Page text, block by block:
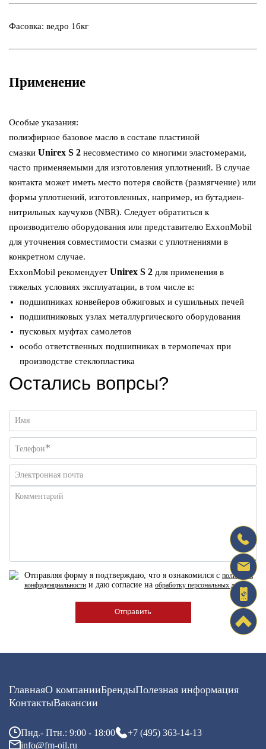
Фасовка: ведро 16кг
Применение
Особые указания:
полиэфирное базовое масло в составе пластиной
смазки Unirex S 2 несовместимо со многими эластомерами,
часто применяемыми для изготовления уплотнений. В случае
контакта может иметь место потеря свойств (размягчение) или
формы уплотнений, изготовленных, например, из бутадиен-
нитрильных каучуков (NBR). Следует обратиться к
производителю оборудования или представителю ExxonMobil
для уточнения совместимости смазки с уплотнениями в
конкретном случае.
ExxonMobil рекомендует Unirex S 2 для применения в
тяжелых условиях эксплуатации, в том числе в:
подшипниках конвейеров обжиговых и сушильных печей
подшипниковых узлах металлургического оборудования
пусковых муфтах самолетов
особо ответственных подшипниках в термопечах при
производстве стеклопластика
Остались вопрсы?
Имя
Телефон*
Электронная почта
Комментарий
Отправляя форму я подтверждаю, что я ознакомился с политикой
конфиденциальности и даю согласие на обработку персональных данных
ГлавнаяО компанииБрендыПолезная информация
КонтактыВакансии
Пнд.- Птн.: 9:00 - 18:00
+7 (495) 363-14-13
info@fm-oil.ru